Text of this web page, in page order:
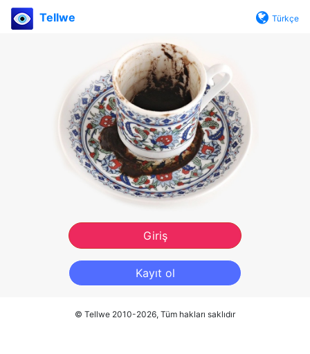
Tellwe Türkçe
Giriş
Kayıt ol
© Tellwe 2010-2026, Tüm hakları saklıdır